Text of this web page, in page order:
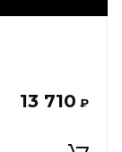
13 710 ₽